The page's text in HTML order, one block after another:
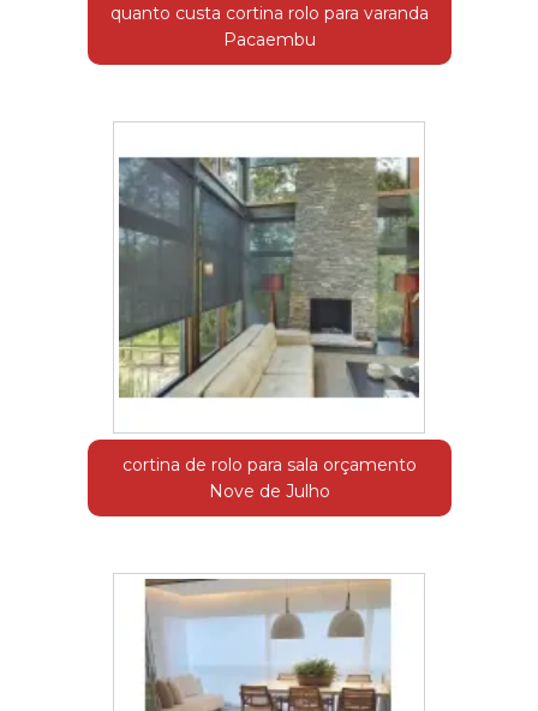
quanto custa cortina rolo para varanda
Pacaembu
cortina de rolo para sala orçamento
Nove de Julho